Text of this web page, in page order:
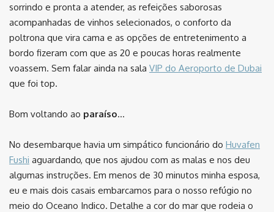
sorrindo e pronta a atender, as refeições saborosas
acompanhadas de vinhos selecionados, o conforto da
poltrona que vira cama e as opções de entretenimento a
bordo fizeram com que as 20 e poucas horas realmente
voassem. Sem falar ainda na sala VIP do Aeroporto de Dubai
que foi top.
Bom voltando ao paraíso…
No desembarque havia um simpático funcionário do Huvafen
Fushi aguardando, que nos ajudou com as malas e nos deu
algumas instruções. Em menos de 30 minutos minha esposa,
eu e mais dois casais embarcamos para o nosso refúgio no
meio do Oceano Indico. Detalhe a cor do mar que rodeia o